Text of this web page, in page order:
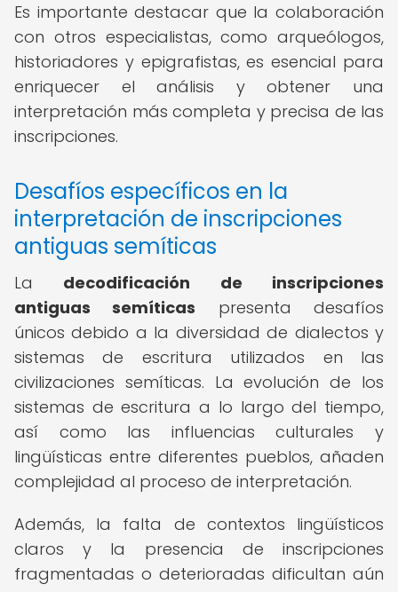
Es importante destacar que la colaboración
con otros especialistas, como arqueólogos,
historiadores y epigrafistas, es esencial para
enriquecer el análisis y obtener una
interpretación más completa y precisa de las
inscripciones.
Desafíos específicos en la
interpretación de inscripciones
antiguas semíticas
La decodificación de inscripciones
antiguas semíticas presenta desafíos
únicos debido a la diversidad de dialectos y
sistemas de escritura utilizados en las
civilizaciones semíticas. La evolución de los
sistemas de escritura a lo largo del tiempo,
así como las influencias culturales y
lingüísticas entre diferentes pueblos, añaden
complejidad al proceso de interpretación.
Además, la falta de contextos lingüísticos
claros y la presencia de inscripciones
fragmentadas o deterioradas dificultan aún